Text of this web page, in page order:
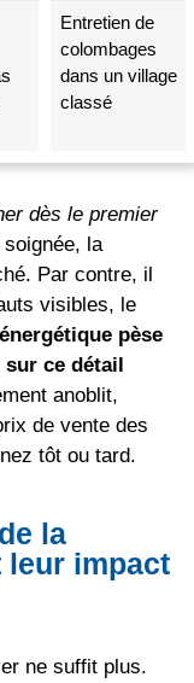
Entretien de
colombages
dans un village
classé
dès le premier
la
Par contre, il
visibles, le
pèse
sur ce détail
anoblit,
de vente des
tôt ou tard.
la
leur impact
ne suffit plus.